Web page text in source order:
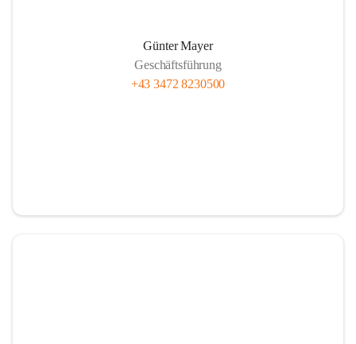
Günter Mayer
Geschäftsführung
+43 3472 8230500